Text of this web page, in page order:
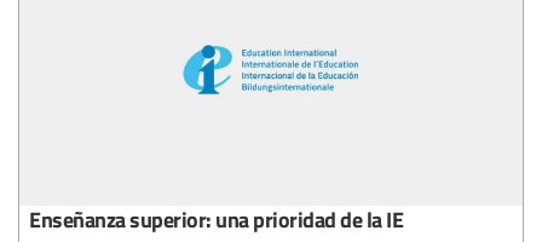
Enseñanza superior: una prioridad de la IE